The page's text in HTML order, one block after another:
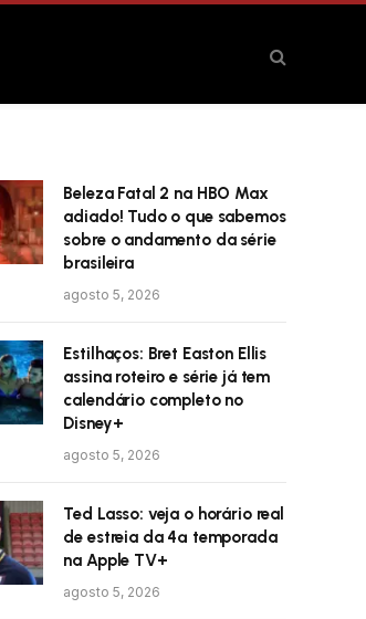
Beleza Fatal 2 na HBO Max
adiado! Tudo o que sabemos
sobre o andamento da série
brasileira
agosto 5, 2026
Estilhaços: Bret Easton Ellis
assina roteiro e série já tem
calendário completo no
Disney+
agosto 5, 2026
Ted Lasso: veja o horário real
de estreia da 4ª temporada
na Apple TV+
agosto 5, 2026